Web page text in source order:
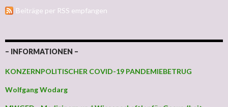
Beiträge per RSS empfangen
– INFORMATIONEN –
KONZERNPOLITISCHER COVID-19 PANDEMIEBETRUG
Wolfgang Wodarg